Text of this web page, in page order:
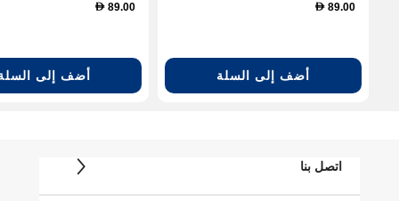
D 89.00
أضف إلى السلة
D 89.00
أضف إلى
اتصل بنا